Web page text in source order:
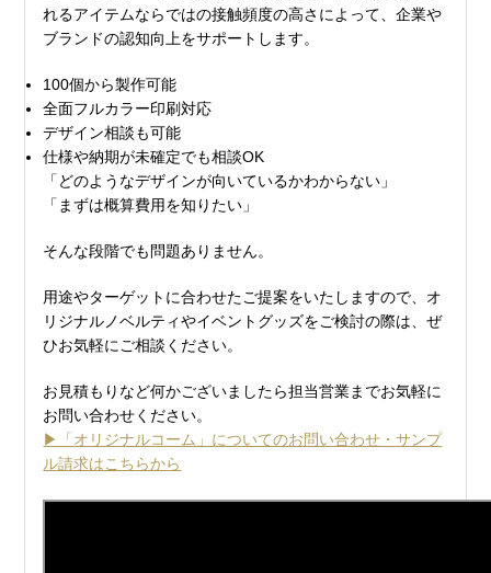
れるアイテムならではの接触頻度の高さによって、企業や
ブランドの認知向上をサポートします。
100個から製作可能
全面フルカラー印刷対応
デザイン相談も可能
仕様や納期が未確定でも相談OK
「どのようなデザインが向いているかわからない」
「まずは概算費用を知りたい」
そんな段階でも問題ありません。
用途やターゲットに合わせたご提案をいたしますので、オ
リジナルノベルティやイベントグッズをご検討の際は、ぜ
ひお気軽にご相談ください。
お見積もりなど何かございましたら担当営業までお気軽に
お問い合わせください。
▶「オリジナルコーム」についてのお問い合わせ・サンプ
ル請求はこちらから